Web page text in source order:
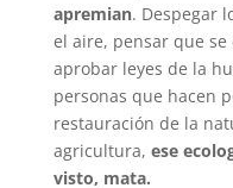
apremian. Despegar
el aire, pensar que
aprobar leyes de la
personas que hacen
restauración de la
agricultura, ese
visto, mata.